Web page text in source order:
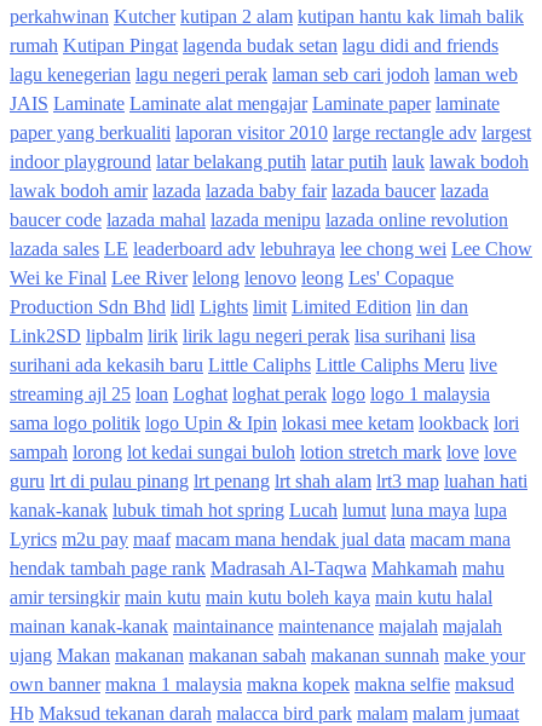
perkahwinan Kutcher kutipan 2 alam kutipan hantu kak limah balik
rumah Kutipan Pingat lagenda budak setan lagu didi and friends
lagu kenegerian lagu negeri perak laman seb cari jodoh laman web
JAIS Laminate Laminate alat mengajar Laminate paper laminate
paper yang berkualiti laporan visitor 2010 large rectangle adv largest
indoor playground latar belakang putih latar putih lauk lawak bodoh
lawak bodoh amir lazada lazada baby fair lazada baucer lazada
baucer code lazada mahal lazada menipu lazada online revolution
lazada sales LE leaderboard adv lebuhraya lee chong wei Lee Chow
Wei ke Final Lee River lelong lenovo leong Les' Copaque
Production Sdn Bhd lidl Lights limit Limited Edition lin dan
Link2SD lipbalm lirik lirik lagu negeri perak lisa surihani lisa
surihani ada kekasih baru Little Caliphs Little Caliphs Meru live
streaming ajl 25 loan Loghat loghat perak logo logo 1 malaysia
sama logo politik logo Upin & Ipin lokasi mee ketam lookback lori
sampah lorong lot kedai sungai buloh lotion stretch mark love love
guru lrt di pulau pinang lrt penang lrt shah alam lrt3 map luahan hati
kanak-kanak lubuk timah hot spring Lucah lumut luna maya lupa
Lyrics m2u pay maaf macam mana hendak jual data macam mana
hendak tambah page rank Madrasah Al-Taqwa Mahkamah mahu
amir tersingkir main kutu main kutu boleh kaya main kutu halal
mainan kanak-kanak maintainance maintenance majalah majalah
ujang Makan makanan makanan sabah makanan sunnah make your
own banner makna 1 malaysia makna kopek makna selfie maksud
Hb Maksud tekanan darah malacca bird park malam malam jumaat